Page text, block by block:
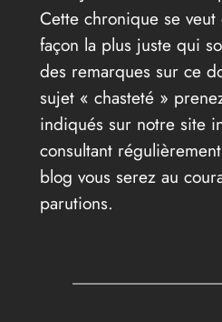
Cette chronique se
façon la plus juste qui
des remarques sur ce
sujet « chasteté »
indiqués sur notre site
consultant
blog vous serez au
parutions.